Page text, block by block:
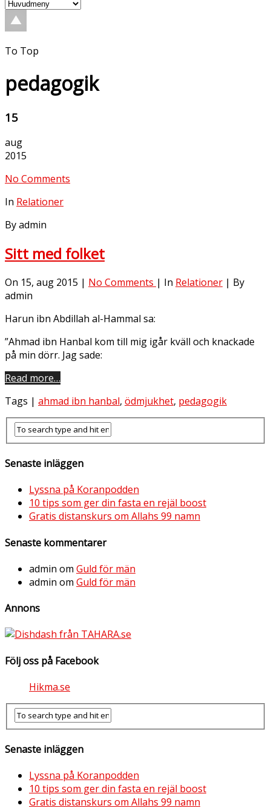
To Top
pedagogik
15
aug
2015
No Comments
In Relationer
By admin
Sitt med folket
On 15, aug 2015 | No Comments | In Relationer | By
admin
Harun ibn Abdillah al-Hammal sa:
”Ahmad ibn Hanbal kom till mig igår kväll och knackade
på min dörr. Jag sade:
Read more…
Tags | ahmad ibn hanbal, ödmjukhet, pedagogik
Senaste inläggen
Lyssna på Koranpodden
10 tips som ger din fasta en rejäl boost
Gratis distanskurs om Allahs 99 namn
Senaste kommentarer
admin om Guld för män
admin om Guld för män
Annons
Följ oss på Facebook
Hikma.se
Senaste inläggen
Lyssna på Koranpodden
10 tips som ger din fasta en rejäl boost
Gratis distanskurs om Allahs 99 namn